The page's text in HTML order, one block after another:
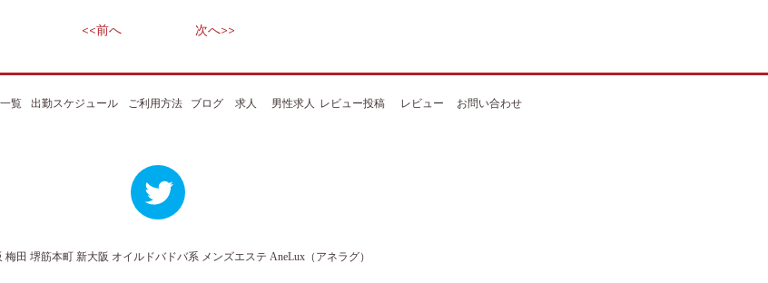
<<前へ 次へ>>
覧 出勤スケジュール ご利用方法 ブログ 求人 男性求人 レビュー投稿 レビュー
お問い合わせ
梅田 堺筋本町 新大阪 オイルドバドバ系 メンズエステ AneLux（アネラグ）